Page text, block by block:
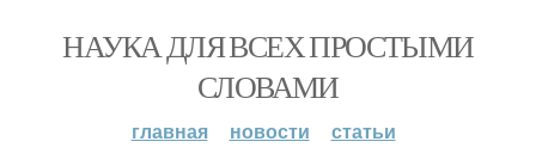
НАУКА ДЛЯ ВСЕХ ПРОСТЫМИ
СЛОВАМИ
главная новости статьи